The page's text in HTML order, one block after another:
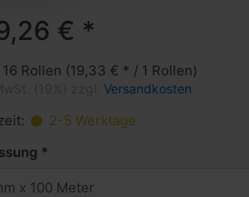
€ *
Rollen (19,33 € * / 1 Rollen)
Versandkosten
2-5 Werktage
x 100 Meter